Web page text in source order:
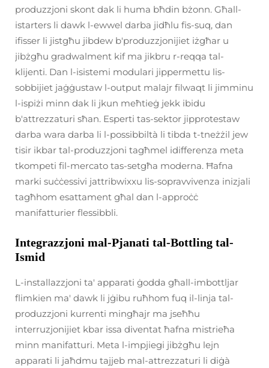
produzzjoni skont dak li huma bħdin bżonn. Għall-
istarters li dawk l-ewwel darba jidħlu fis-suq, dan
ifisser li jistgħu jibdew b'produzzjonijiet iżgħar u
jibżgħu gradwalment kif ma jikbru r-reqqa tal-
klijenti. Dan l-isistemi modulari jippermettu lis-
sobbijiet jaġġustaw l-output malajr filwaqt li jimminu
l-ispiżi minn dak li jkun meħtieġ jekk ibidu
b'attrezzaturi sħan. Esperti tas-sektor jipprotestaw
darba wara darba li l-possibbiltà li tibda t-tneżżil jew
tisir ikbar tal-produzzjoni tagħmel idifferenza meta
tkompeti fil-mercato tas-setgħa moderna. Ħafna
marki suċċessivi jattribwixxu lis-sopravvivenza inizjali
tagħhom esattament għal dan l-approċċ
manifatturier flessibbli.
Integrazzjoni mal-Pjanati tal-Bottling tal-
Ismid
L-installazzjoni ta' apparati ġodda għall-imbottljar
flimkien ma' dawk li jġibu ruħhom fuq il-linja tal-
produzzjoni kurrenti mingħajr ma jseħħu
interruzjonijiet kbar issa diventat ħafna mistrieħa
minn manifatturi. Meta l-impjiegi jibżgħu lejn
apparati li jaħdmu tajjeb mal-attrezzaturi li diġà